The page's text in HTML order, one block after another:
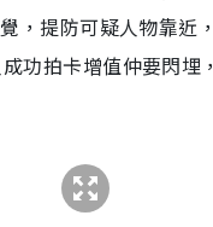
，提防可疑人物靠近
功拍卡增值仲要閃埋